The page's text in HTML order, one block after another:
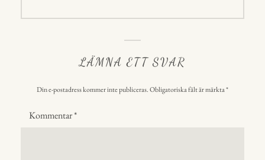
LÄMNA ETT SVAR
Din e-postadress kommer inte publiceras.Obligatoriska fält är märkta*
Kommentar*